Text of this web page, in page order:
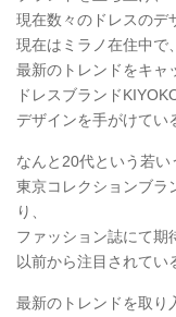
現在数々のドレスのデ
現在はミラノ在住中で、
最新のトレンドをキャ
ドレスブランド
デザインを手がけて
なんと20代という若い
東京コレクションブラ
り、
ファッション誌にて期
以前から注目されて
最新のトレンドを取り